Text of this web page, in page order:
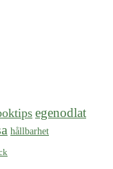
egenodlat
hållbarhet